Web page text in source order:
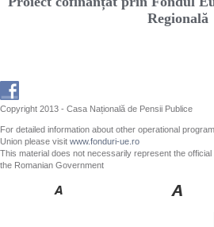
Regională
Copyright 2013 - Casa Națională de Pensii Publice
For detailed information about other operational
Union please visit www.fonduri-ue.ro
This material does not necessarily represent the
the Romanian Government